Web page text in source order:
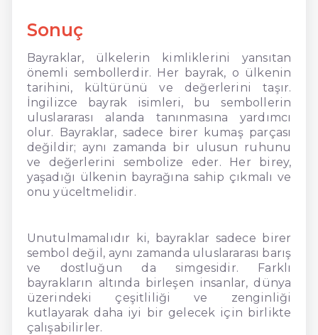
Sonuç
Bayraklar, ülkelerin kimliklerini yansıtan
önemli sembollerdir. Her bayrak, o ülkenin
tarihini, kültürünü ve değerlerini taşır.
İngilizce bayrak isimleri, bu sembollerin
uluslararası alanda tanınmasına yardımcı
olur. Bayraklar, sadece birer kumaş parçası
değildir; aynı zamanda bir ulusun ruhunu
ve değerlerini sembolize eder. Her birey,
yaşadığı ülkenin bayrağına sahip çıkmalı ve
onu yüceltmelidir.
Unutulmamalıdır ki, bayraklar sadece birer
sembol değil, aynı zamanda uluslararası barış
ve dostluğun da simgesidir. Farklı
bayrakların altında birleşen insanlar, dünya
üzerindeki çeşitliliği ve zenginliği
kutlayarak daha iyi bir gelecek için birlikte
çalışabilirler.